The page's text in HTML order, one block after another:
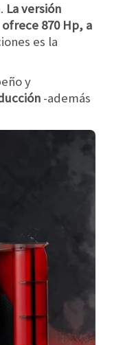
La versión
870 Hp, a
es la
y
-además